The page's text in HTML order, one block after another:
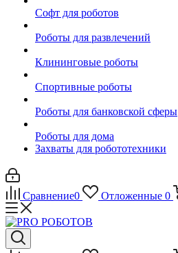
Софт для роботов
Роботы для развлечений
Клининговые роботы
Спортивные роботы
Роботы для банковской сферы
Роботы для дома
Захваты для робототехники
Сравнение0 Отложенные 0